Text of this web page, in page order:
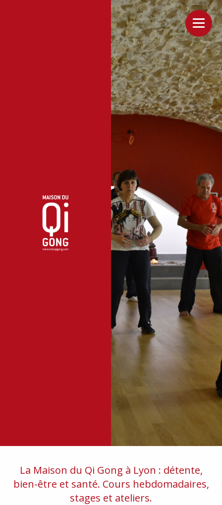
La Maison du Qi Gong à Lyon : détente,
bien-être et santé. Cours hebdomadaires,
stages et ateliers.